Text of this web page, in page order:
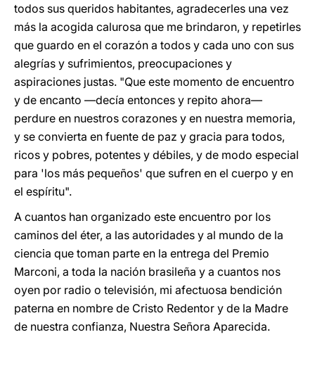
todos sus queridos habitantes, agradecerles una vez
más la acogida calurosa que me brindaron, y repetirles
que guardo en el corazón a todos y cada uno con sus
alegrías y sufrimientos, preocupaciones y
aspiraciones justas. "Que este momento de encuentro
y de encanto —decía entonces y repito ahora—
perdure en nuestros corazones y en nuestra memoria,
y se convierta en fuente de paz y gracia para todos,
ricos y pobres, potentes y débiles, y de modo especial
para 'los más pequeños' que sufren en el cuerpo y en
el espíritu".
A cuantos han organizado este encuentro por los
caminos del éter, a las autoridades y al mundo de la
ciencia que toman parte en la entrega del Premio
Marconi, a toda la nación brasileña y a cuantos nos
oyen por radio o televisión, mi afectuosa bendición
paterna en nombre de Cristo Redentor y de la Madre
de nuestra confianza, Nuestra Señora Aparecida.